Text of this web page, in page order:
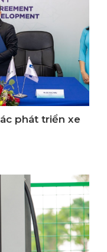
phát triển xe